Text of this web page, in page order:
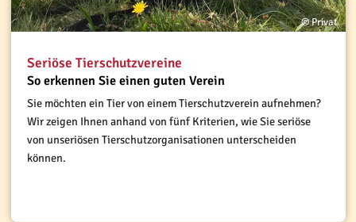
© Privat
Seriöse Tierschutzvereine
So erkennen Sie einen guten Verein
Sie möchten ein Tier von einem Tierschutzverein aufnehmen?
Wir zeigen Ihnen anhand von fünf Kriterien, wie Sie seriöse
von unseriösen Tierschutzorganisationen unterscheiden
können.